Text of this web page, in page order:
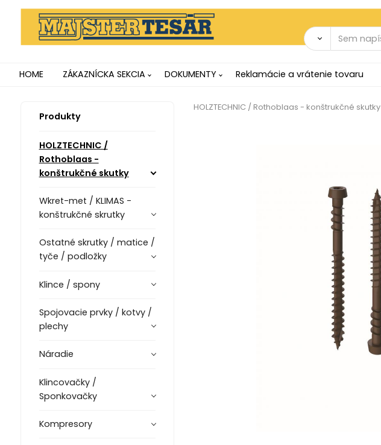
HOME ZÁKAZNÍCKA SEKCIA DOKUMENTY Reklamácie a vrátenie tovaru
Produkty
HOLZTECHNIC /
Rothoblaas -
konštrukčné skutky
Wkret-met / KLIMAS -
konštrukčné skrutky
Ostatné skrutky / matice /
tyče / podložky
Klince / spony
Spojovacie prvky / kotvy /
plechy
Náradie
Klincovačky /
Sponkovačky
Kompresory
HOLZTECHNIC / Rothoblaas - konštrukčné skutky